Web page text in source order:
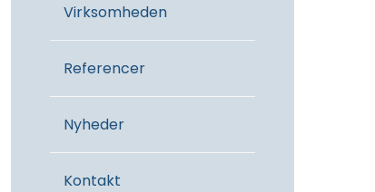
Virksomheden
Referencer
Nyheder
Kontakt